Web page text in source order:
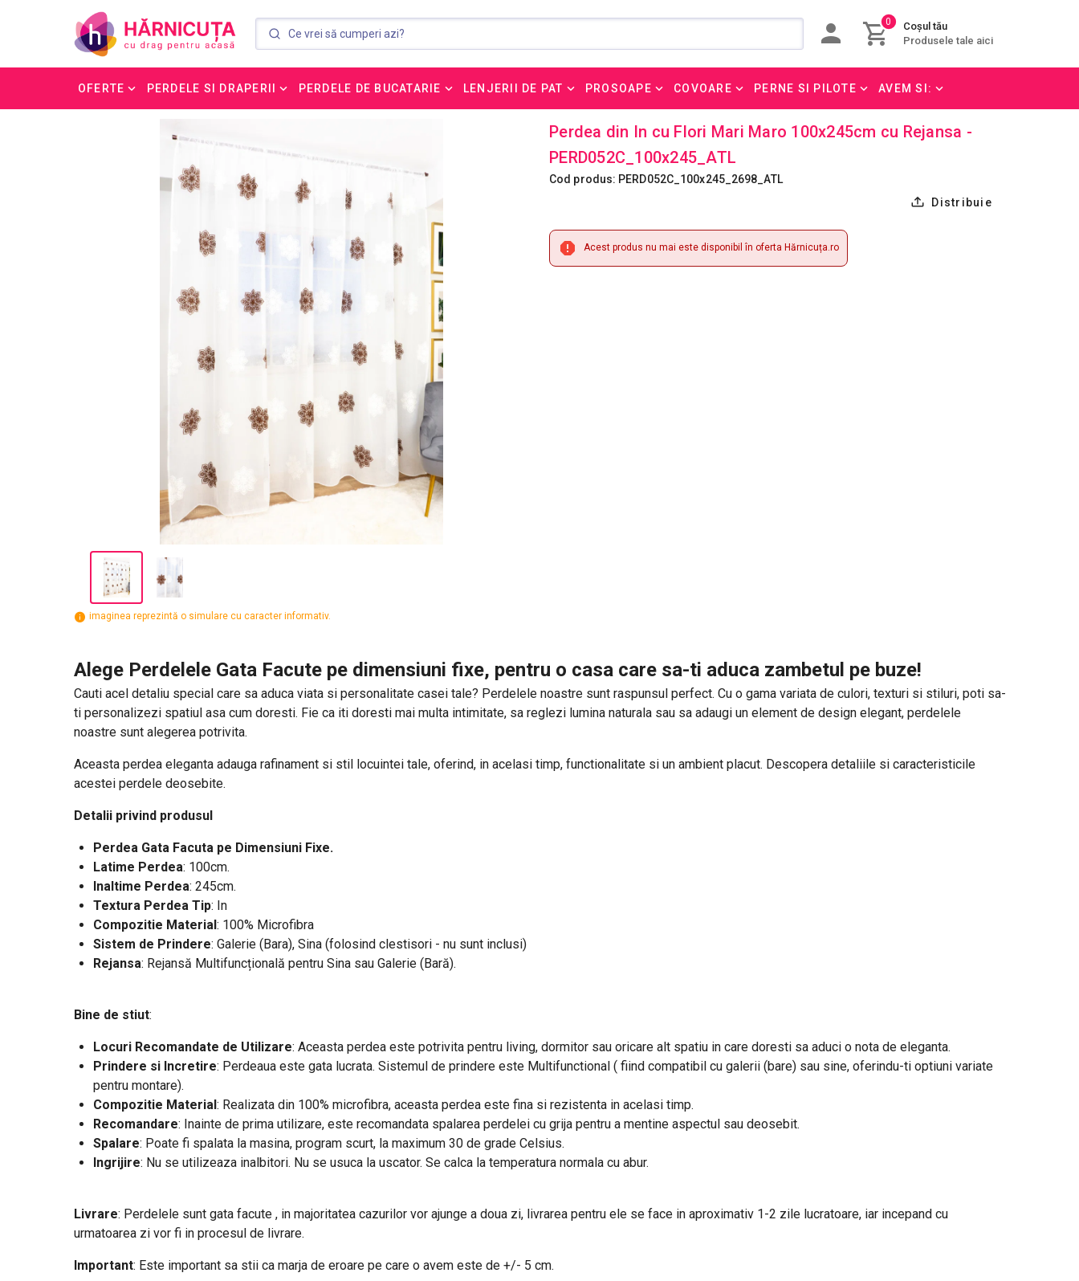
0
Coșul tău
Produsele tale aici
OFERTE PERDELE SI DRAPERII PERDELE DE BUCATARIE LENJERII DE PAT PROSOAPE COVOARE PERNE SI PILOTE AVEM SI:
imaginea reprezintă o simulare cu caracter informativ.
Perdea din In cu Flori Mari Maro 100x245cm cu Rejansa -
PERD052C_100x245_ATL
Cod produs: PERD052C_100x245_2698_ATL
Distribuie
Acest produs nu mai este disponibil în oferta Hărnicuța.ro
Alege Perdelele Gata Facute pe dimensiuni fixe, pentru o casa care sa-ti aduca zambetul pe buze!
Cauti acel detaliu special care sa aduca viata si personalitate casei tale? Perdelele noastre sunt raspunsul perfect. Cu o gama variata de culori, texturi si stiluri, poti sa-
ti personalizezi spatiul asa cum doresti. Fie ca iti doresti mai multa intimitate, sa reglezi lumina naturala sau sa adaugi un element de design elegant, perdelele
noastre sunt alegerea potrivita.
Aceasta perdea eleganta adauga rafinament si stil locuintei tale, oferind, in acelasi timp, functionalitate si un ambient placut. Descopera detaliile si caracteristicile
acestei perdele deosebite.
Detalii privind produsul
Perdea Gata Facuta pe Dimensiuni Fixe.
Latime Perdea: 100cm.
Inaltime Perdea: 245cm.
Textura Perdea Tip: In
Compozitie Material: 100% Microfibra
Sistem de Prindere: Galerie (Bara), Sina (folosind clestisori - nu sunt inclusi)
Rejansa: Rejansă Multifuncțională pentru Sina sau Galerie (Bară).
Bine de stiut:
Locuri Recomandate de Utilizare: Aceasta perdea este potrivita pentru living, dormitor sau oricare alt spatiu in care doresti sa aduci o nota de eleganta.
Prindere si Incretire: Perdeaua este gata lucrata. Sistemul de prindere este Multifunctional ( fiind compatibil cu galerii (bare) sau sine, oferindu-ti optiuni variate
pentru montare).
Compozitie Material: Realizata din 100% microfibra, aceasta perdea este fina si rezistenta in acelasi timp.
Recomandare: Inainte de prima utilizare, este recomandata spalarea perdelei cu grija pentru a mentine aspectul sau deosebit.
Spalare: Poate fi spalata la masina, program scurt, la maximum 30 de grade Celsius.
Ingrijire: Nu se utilizeaza inalbitori. Nu se usuca la uscator. Se calca la temperatura normala cu abur.
Livrare: Perdelele sunt gata facute , in majoritatea cazurilor vor ajunge a doua zi, livrarea pentru ele se face in aproximativ 1-2 zile lucratoare, iar incepand cu
urmatoarea zi vor fi in procesul de livrare.
Important: Este important sa stii ca marja de eroare pe care o avem este de +/- 5 cm.